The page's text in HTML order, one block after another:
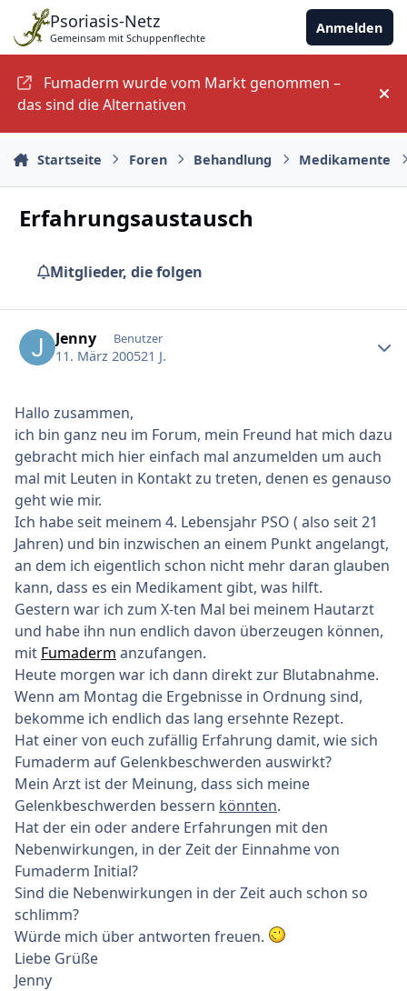
Zu Inhalt springen
Psoriasis-Netz
Gemeinsam mit Schuppenflechte
Anmelden
Fumaderm wurde vom Markt genommen –
das sind die Alternativen
Startseite Foren Behandlung Medikamente
Erfahrungsaustausch
Mitglieder, die folgen
Jenny Benutzer
11. März 200521 J.
Hallo zusammen,
ich bin ganz neu im Forum, mein Freund hat mich dazu
gebracht mich hier einfach mal anzumelden um auch
mal mit Leuten in Kontakt zu treten, denen es genauso
geht wie mir.
Ich habe seit meinem 4. Lebensjahr PSO ( also seit 21
Jahren) und bin inzwischen an einem Punkt angelangt,
an dem ich eigentlich schon nicht mehr daran glauben
kann, dass es ein Medikament gibt, was hilft.
Gestern war ich zum X-ten Mal bei meinem Hautarzt
und habe ihn nun endlich davon überzeugen können,
mit Fumaderm anzufangen.
Heute morgen war ich dann direkt zur Blutabnahme.
Wenn am Montag die Ergebnisse in Ordnung sind,
bekomme ich endlich das lang ersehnte Rezept.
Hat einer von euch zufällig Erfahrung damit, wie sich
Fumaderm auf Gelenkbeschwerden auswirkt?
Mein Arzt ist der Meinung, dass sich meine
Gelenkbeschwerden bessern könnten.
Hat der ein oder andere Erfahrungen mit den
Nebenwirkungen, in der Zeit der Einnahme von
Fumaderm Initial?
Sind die Nebenwirkungen in der Zeit auch schon so
schlimm?
Würde mich über antworten freuen.
Liebe Grüße
Jenny